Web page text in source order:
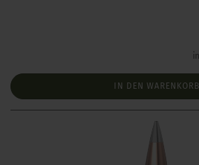
IN DEN WARENKORB